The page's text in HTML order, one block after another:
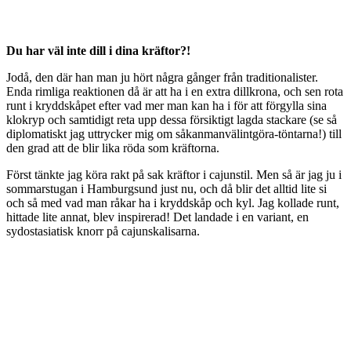
Du har väl inte dill i dina kräftor?!
Jodå, den där han man ju hört några gånger från traditionalister.
Enda rimliga reaktionen då är att ha i en extra dillkrona, och sen rota
runt i kryddskåpet efter vad mer man kan ha i för att förgylla sina
klokryp och samtidigt reta upp dessa försiktigt lagda stackare (se så
diplomatiskt jag uttrycker mig om såkanmanvälintgöra-töntarna!) till
den grad att de blir lika röda som kräftorna.
Först tänkte jag köra rakt på sak kräftor i cajunstil. Men så är jag ju i
sommarstugan i Hamburgsund just nu, och då blir det alltid lite si
och så med vad man råkar ha i kryddskåp och kyl. Jag kollade runt,
hittade lite annat, blev inspirerad! Det landade i en variant, en
sydostasiatisk knorr på cajunskalisarna.